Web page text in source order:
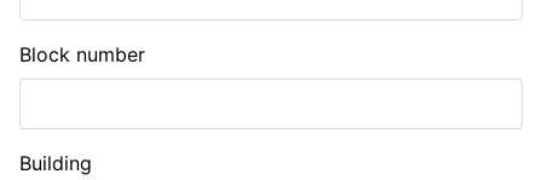
Block number
Building